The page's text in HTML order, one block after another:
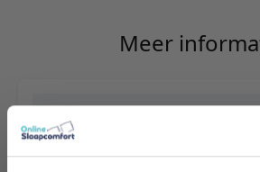
Meer
Adore Home & Living